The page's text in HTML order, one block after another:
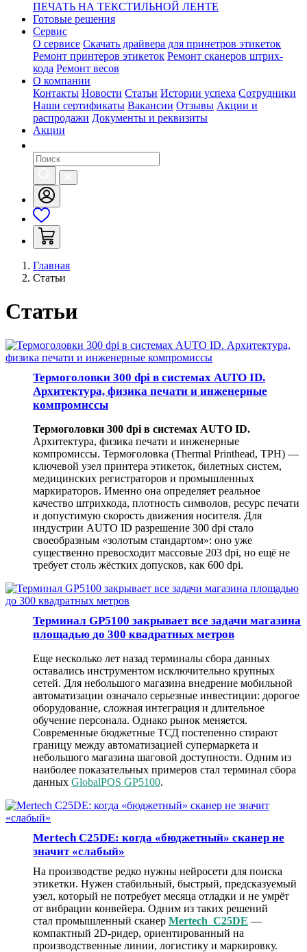
ПЕЧАТЬ НА ТЕКСТИЛЬНОЙ ЛЕНТЕ
Готовые решения
Сервис
О сервисе Скачать драйвера для принетров этикеток
Ремонт принтеров этикеток Ремонт сканеров штрих-
кода Ремонт весов
О компании
Контакты Новости Статьи Истории успеха Сотрудники
Наши сертификаты Вакансии Отзывы Акции и
распродажи Документы и реквизиты
Акции
Главная
Статьи
Статьи
Термоголовки 300 dpi в системах AUTO ID.
Архитектура, физика печати и инженерные
компромиссы
Термоголовки 300 dpi в системах AUTO ID.
Архитектура, физика печати и инженерные
компромиссы. Термоголовка (Thermal Printhead, TPH) —
ключевой узел принтера этикеток, билетных систем,
медицинских регистраторов и промышленных
маркираторов. Именно она определяет реальное
качество штрихкода, плотность символов, ресурс печати
и допустимую скорость движения носителя. Для
индустрии AUTO ID разрешение 300 dpi стало
своеобразным «золотым стандартом»: оно уже
существенно превосходит массовые 203 dpi, но ещё не
требует столь жёстких допусков, как 600 dpi.
Терминал GP5100 закрывает все задачи магазина
площадью до 300 квадратных метров
Еще несколько лет назад терминалы сбора данных
оставались инструментом исключительно крупных
сетей. Для небольшого магазина внедрение мобильной
автоматизации означало серьезные инвестиции: дорогое
оборудование, сложная интеграция и длительное
обучение персонала. Однако рынок меняется.
Современные бюджетные ТСД постепенно стирают
границу между автоматизацией супермаркета и
небольшого магазина шаговой доступности. Одним из
наиболее показательных примеров стал терминал сбора
данных GlobalPOS GP5100.
Mertech C25DE: когда «бюджетный» сканер не
значит «слабый»
На производстве редко нужны нейросети для поиска
этикетки. Нужен стабильный, быстрый, предсказуемый
узел, который не потребует месяца отладки и не умрёт
от вибрации конвейера. Одним из таких решений
стал промышленный сканер Mertech C25DE —
компактный 2D-ридер, ориентированный на
производственные линии, логистику и маркировку.